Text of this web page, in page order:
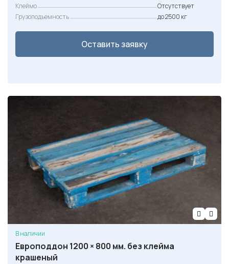
Клеймо
Отсутствует
Грузоподъемность
до 2500 кг
Оставить заявку
В наличии
Европоддон 1200 × 800 мм. без клейма
крашеный